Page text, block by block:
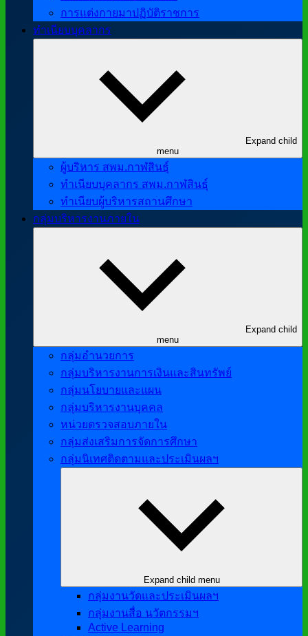
การแต่งกายมาปฏิบัติราชการ
ทำเนียบบุคลากร
Expand child
menu
ผู้บริหาร สพม.กาฬสินธุ์
ทำเนียบบุคลากร สพม.กาฬสินธุ์
ทำเนียบผู้บริหารสถานศึกษา
กลุ่มบริหารงานภายใน
Expand child
menu
กลุ่มอำนวยการ
กลุ่มบริหารงานการเงินและสินทรัพย์
กลุ่มนโยบายและแผน
กลุ่มบริหารงานบุคคล
หน่วยตรวจสอบภายใน
กลุ่มส่งเสริมการจัดการศึกษา
กลุ่มนิเทศติดตามและประเมินผลฯ
Expand child menu
กลุ่มงานวัดและประเมินผลฯ
กลุ่มงานสื่อ นวัตกรรมฯ
Active Learning